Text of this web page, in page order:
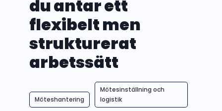
du antar ett
flexibelt men
strukturerat
arbetssätt
Möteshantering
Mötesinställning och
logistik